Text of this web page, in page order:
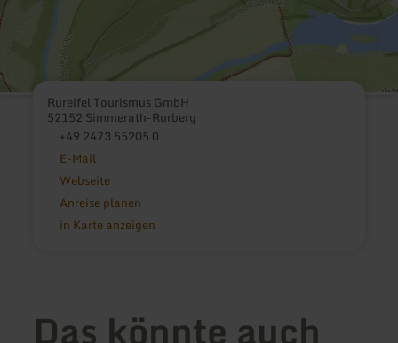
Rureifel Tourismus GmbH
52152 Simmerath-Rurberg
+49 2473 55205 0
E-Mail
Webseite
Anreise planen
in Karte anzeigen
Das könnte auch